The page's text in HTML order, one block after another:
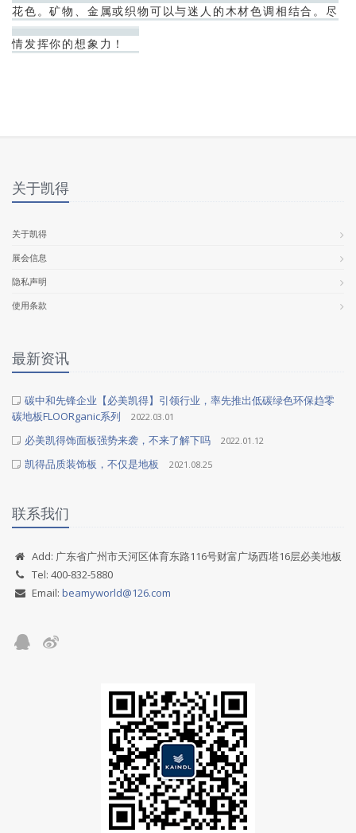
花色。矿物、金属或织物可以与迷人的木材色调相结合。尽
情发挥你的想象力！
关于凯得
关于凯得
展会信息
隐私声明
使用条款
最新资讯
碳中和先锋企业【必美凯得】引领行业，率先推出低碳绿色环保趋零
碳地板FLOORganic系列
2022.03.01
必美凯得饰面板强势来袭，不来了解下吗 2022.01.12
凯得品质装饰板，不仅是地板 2021.08.25
联系我们
Add: 广东省广州市天河区体育东路116号财富广场西塔16层必美地板
Tel: 400-832-5880
Email: beamyworld@126.com